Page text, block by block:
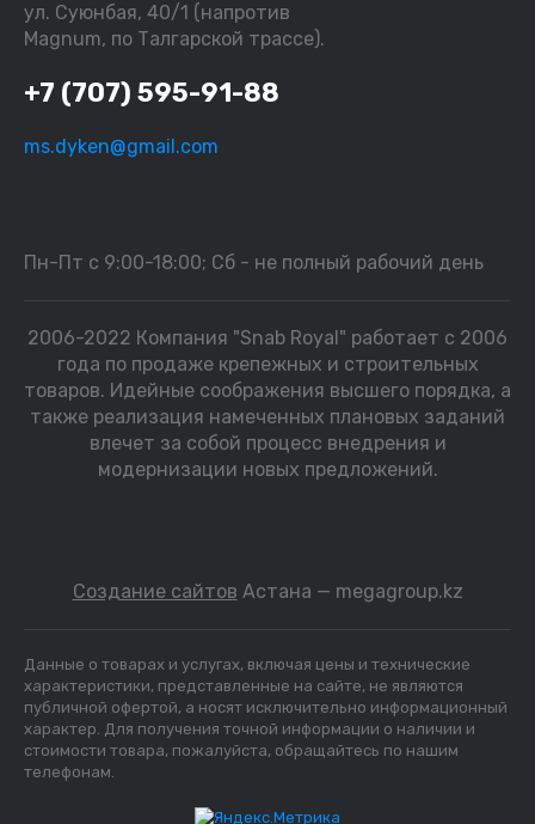
ул. Суюнбая, 40/1 (напротив
Magnum, по Талгарской трассе).
+7 (707) 595-91-88
ms.dyken@gmail.com
Пн-Пт с 9:00-18:00; Сб - не полный рабочий день
2006-2022 Компания "Snab Royal" работает с 2006
года по продаже крепежных и строительных
товаров. Идейные соображения высшего порядка, а
также реализация намеченных плановых заданий
влечет за собой процесс внедрения и
модернизации новых предложений.
Создание сайтов Астана — megagroup.kz
Данные о товарах и услугах, включая цены и технические
характеристики, представленные на сайте, не являются
публичной офертой, а носят исключительно информационный
характер. Для получения точной информации о наличии и
стоимости товара, пожалуйста, обращайтесь по нашим
телефонам.